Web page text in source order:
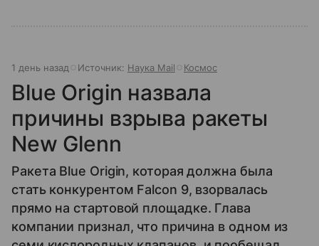
1 день назад Источник: Наука Mail Космос
Blue Origin назвала
причины взрыва ракеты
New Glenn
Ракета Blue Origin, которая должна была
стать конкурентом Falcon 9, взорвалась
прямо на стартовой площадке. Глава
компании признал, что причина в одном из